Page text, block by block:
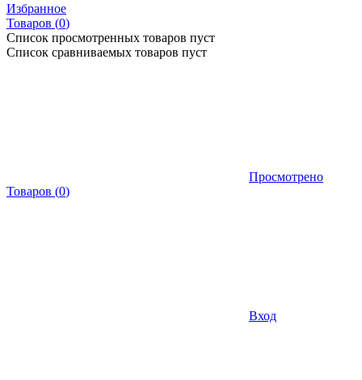
Избранное
Товаров (0)
Список просмотренных товаров пуст
Список сравниваемых товаров пуст
Просмотрено
Товаров (0)
Вход